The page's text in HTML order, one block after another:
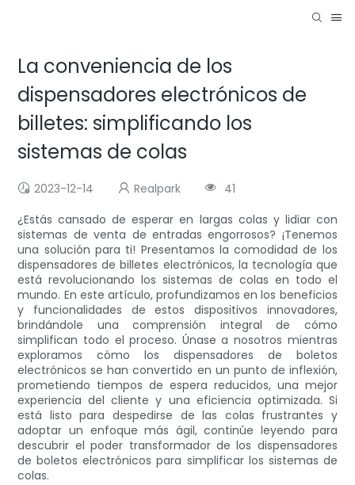
La conveniencia de los
dispensadores electrónicos de
billetes: simplificando los
sistemas de colas
2023-12-14 Realpark
41
¿Estás cansado de esperar en largas colas y lidiar con
sistemas de venta de entradas engorrosos? ¡Tenemos
una solución para ti! Presentamos la comodidad de los
dispensadores de billetes electrónicos, la tecnología que
está revolucionando los sistemas de colas en todo el
mundo. En este artículo, profundizamos en los beneficios
y funcionalidades de estos dispositivos innovadores,
brindándole una comprensión integral de cómo
simplifican todo el proceso. Únase a nosotros mientras
exploramos cómo los dispensadores de boletos
electrónicos se han convertido en un punto de inflexión,
prometiendo tiempos de espera reducidos, una mejor
experiencia del cliente y una eficiencia optimizada. Si
está listo para despedirse de las colas frustrantes y
adoptar un enfoque más ágil, continúe leyendo para
descubrir el poder transformador de los dispensadores
de boletos electrónicos para simplificar los sistemas de
colas.